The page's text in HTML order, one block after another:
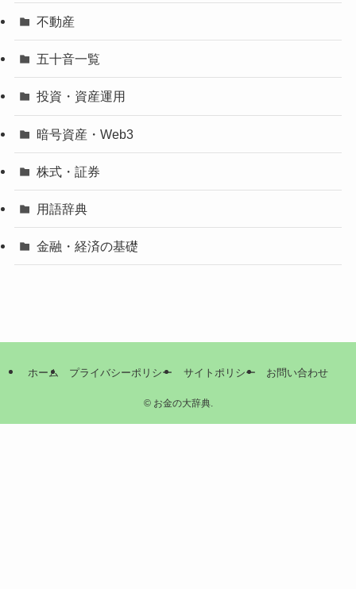
不動産
五十音一覧
投資・資産運用
暗号資産・Web3
株式・証券
用語辞典
金融・経済の基礎
ホーム プライバシーポリシー サイトポリシー お問い合わせ
©お金の大辞典.